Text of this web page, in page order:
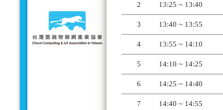
2 13:25 ~ 13:40
3 13:40 ~ 13:55
4 13:55 ~ 14:10
5 14:10 ~ 14:25
6 14:25 ~ 14:40
7 14:40 ~ 14:55